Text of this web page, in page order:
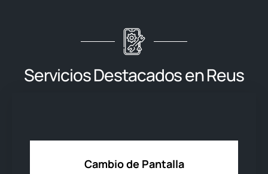
Servicios Destacados en Reus
Cambio de Pantalla